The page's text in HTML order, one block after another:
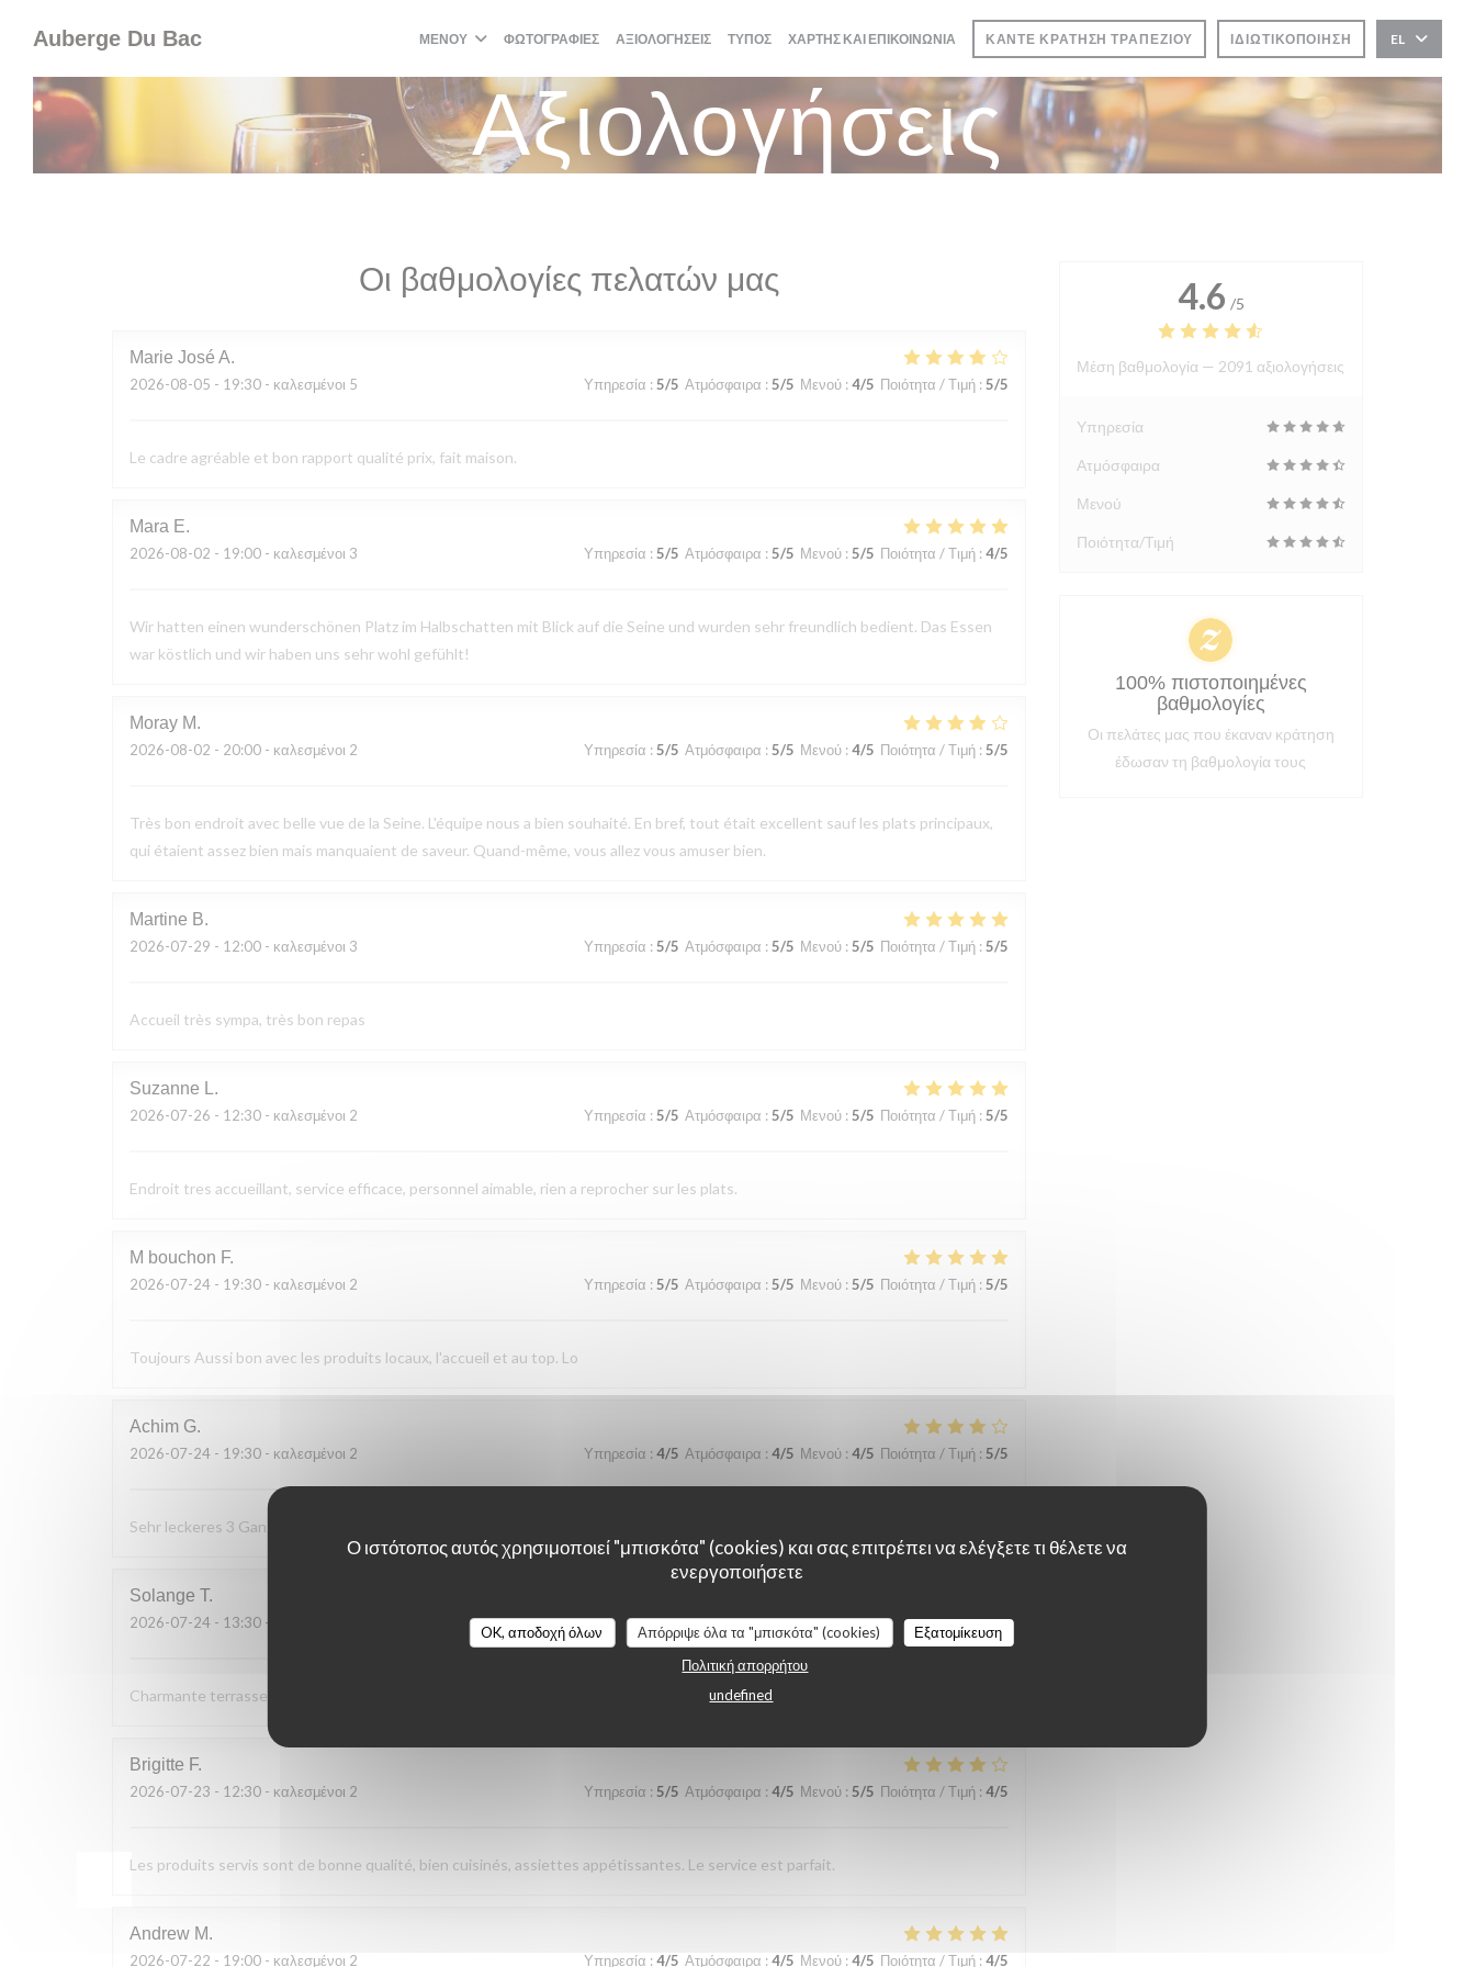
Ο ιστότοπος αυτός χρησιμοποιεί "μπισκότα" (cookies) και σας επιτρέπει να ελέγξετε τι θέλετε να
ενεργοποιήσετε
OK, αποδοχή όλων Απόρριψε όλα τα "μπισκότα" (cookies)
Εξατομίκευση
Πολιτική απορρήτου
undefined
Auberge Du Bac ΜΕΝΟΎ ΦΩΤΟΓΡΑΦΊΕΣ ΑΞΙΟΛΟΓΉΣΕΙΣ ΤΎΠΟΣ ΧΆΡΤΗΣ ΚΑΙ ΕΠΙΚΟΙΝΩΝΊΑ ΚΆΝΤΕ ΚΡΆΤΗΣΗ ΤΡΑΠΕΖΙΟΎ ΙΔΙΩΤΙΚΟΠΟΊΗΣΗ EL
Αξιολογήσεις
Οι βαθμολογίες πελατών μας
Marie José A
2026-08-05 - 19:30 - καλεσμένοι 5 Υπηρεσία : 5/5 Ατμόσφαιρα : 5/5 Μενού: 4/5 Ποιότητα / Τιμή: 5/5
Le cadre agréable et bon rapport qualité prix, fait maison.
Mara E
2026-08-02 - 19:00 - καλεσμένοι 3 Υπηρεσία : 5/5 Ατμόσφαιρα : 5/5 Μενού: 5/5 Ποιότητα / Τιμή: 4/5
Wir hatten einen wunderschönen Platz im Halbschatten mit Blick auf die Seine und wurden sehr freundlich bedient. Das Essen
war köstlich und wir haben uns sehr wohl gefühlt!
Moray M
2026-08-02 - 20:00 - καλεσμένοι 2 Υπηρεσία : 5/5 Ατμόσφαιρα : 5/5 Μενού: 4/5 Ποιότητα / Τιμή: 5/5
Très bon endroit avec belle vue de la Seine. L'équipe nous a bien souhaité. En bref, tout était excellent sauf les plats principaux,
qui étaient assez bien mais manquaient de saveur. Quand-même, vous allez vous amuser bien.
Martine B
2026-07-29 - 12:00 - καλεσμένοι 3 Υπηρεσία : 5/5 Ατμόσφαιρα : 5/5 Μενού: 5/5 Ποιότητα / Τιμή: 5/5
Accueil très sympa, très bon repas
Suzanne L
2026-07-26 - 12:30 - καλεσμένοι 2 Υπηρεσία : 5/5 Ατμόσφαιρα : 5/5 Μενού: 5/5 Ποιότητα / Τιμή: 5/5
Endroit tres accueillant, service efficace, personnel aimable, rien a reprocher sur les plats.
M bouchon F
2026-07-24 - 19:30 - καλεσμένοι 2 Υπηρεσία : 5/5 Ατμόσφαιρα : 5/5 Μενού: 5/5 Ποιότητα / Τιμή: 5/5
Toujours Aussi bon avec les produits locaux, l'accueil et au top. Lo
Achim G
2026-07-24 - 19:30 - καλεσμένοι 2 Υπηρεσία : 4/5 Ατμόσφαιρα : 4/5 Μενού: 4/5 Ποιότητα / Τιμή: 5/5
Sehr leckeres 3 Gang Menü mit guten Preis Leistungsverhältnis. Nettes freundliches Personal Wir kommen gerne wieder
Solange T
2026-07-24 - 13:30 - καλεσμένοι 2 Υπηρεσία:5/5 Ατμόσφαιρα:5/5 Μενού:5/5 Ποιότητα / Τιμή:5/5
Charmante terrasse vue sur le bac. Cuisine simple et délicieuse. Excellent rapport qualité prix
Brigitte F
2026-07-23 - 12:30 - καλεσμένοι 2 Υπηρεσία : 5/5 Ατμόσφαιρα : 4/5 Μενού: 5/5 Ποιότητα / Τιμή : 4/5
Les produits servis sont de bonne qualité, bien cuisinés, assiettes appétissantes. Le service est parfait.
Andrew M
2026-07-22 - 19:00 - καλεσμένοι 2 Υπηρεσία : 4/5 Ατμόσφαιρα : 4/5 Μενού: 4/5 Ποιότητα / Τιμή: 4/5
4.6 /5
Μέση βαθμολογία — 2091 αξιολογήσεις
Υπηρεσία
Ατμόσφαιρα
Μενού
Ποιότητα/Τιμή
100% πιστοποιημένες
βαθμολογίες
Οι πελάτες μας που έκαναν κράτηση
έδωσαν τη βαθμολογία τους